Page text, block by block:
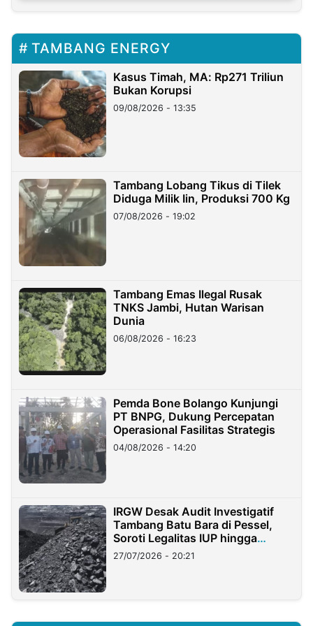
TAMBANG ENERGY
Kasus Timah, MA: Rp271 Triliun
Bukan Korupsi
09/08/2026 - 13:35
Tambang Lobang Tikus di Tilek
Diduga Milik Iin, Produksi 700 Kg
07/08/2026 - 19:02
Tambang Emas Ilegal Rusak
TNKS Jambi, Hutan Warisan
Dunia
06/08/2026 - 16:23
Pemda Bone Bolango Kunjungi
PT BNPG, Dukung Percepatan
Operasional Fasilitas Strategis
04/08/2026 - 14:20
IRGW Desak Audit Investigatif
Tambang Batu Bara di Pessel,
Soroti Legalitas IUP hingga
Stockpile
27/07/2026 - 20:21